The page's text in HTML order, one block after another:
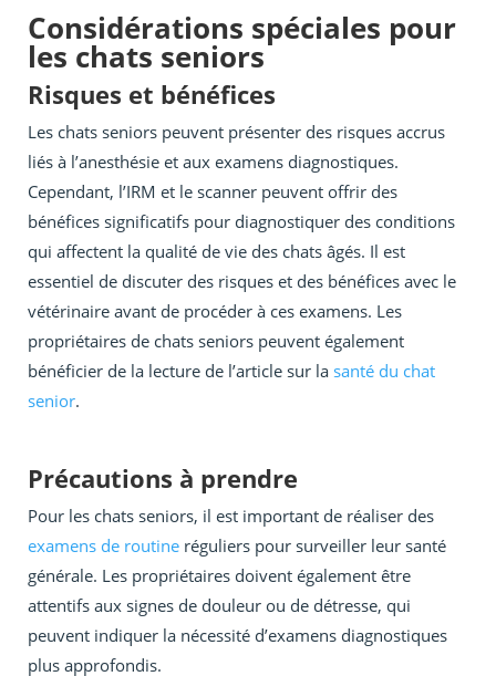
Considérations spéciales pour
les chats seniors
Risques et bénéfices
Les chats seniors peuvent présenter des risques accrus
liés à l’anesthésie et aux examens diagnostiques.
Cependant, l’IRM et le scanner peuvent offrir des
bénéfices significatifs pour diagnostiquer des conditions
qui affectent la qualité de vie des chats âgés. Il est
essentiel de discuter des risques et des bénéfices avec le
vétérinaire avant de procéder à ces examens. Les
propriétaires de chats seniors peuvent également
bénéficier de la lecture de l’article sur la santé du chat
senior.
Précautions à prendre
Pour les chats seniors, il est important de réaliser des
examens de routine réguliers pour surveiller leur santé
générale. Les propriétaires doivent également être
attentifs aux signes de douleur ou de détresse, qui
peuvent indiquer la nécessité d’examens diagnostiques
plus approfondis.